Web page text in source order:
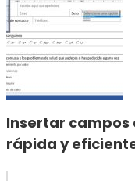
Insertar campos
rápida y